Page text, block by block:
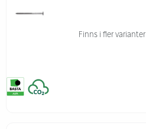
Finns i fler varianter